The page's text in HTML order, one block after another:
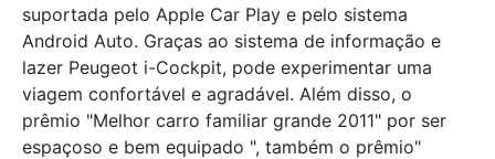
suportada pelo Apple Car Play e pelo sistema
Android Auto. Graças ao sistema de informação e
lazer Peugeot i-Cockpit, pode experimentar uma
viagem confortável e agradável. Além disso, o
prêmio "Melhor carro familiar grande 2011" por ser
espaçoso e bem equipado ", também o prêmio"